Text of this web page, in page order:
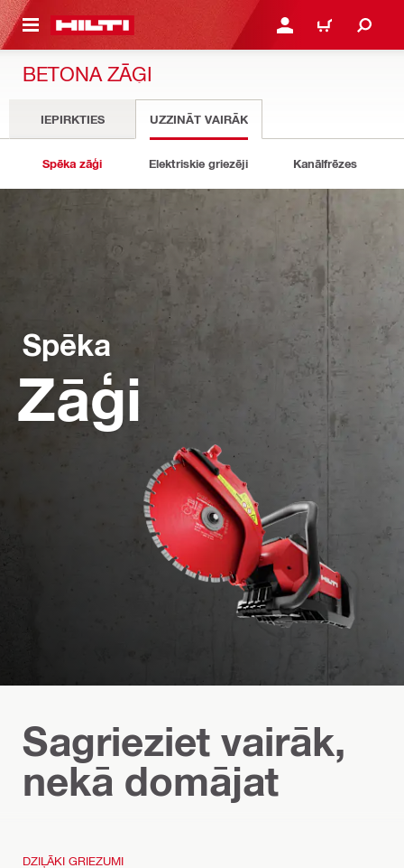
SATURU PIESLĒGTIES VAI
IEPIRKŠANĀS
BETONA ZĀĢI
IEPIRKTIES UZZINĀT VAIRĀK
Spēka zāģi Elektriskie griezēji Kanālfrēzes
Spēka
Zāģi
Sagrieziet vairāk,
nekā domājat
DZIĻĀKI GRIEZUMI